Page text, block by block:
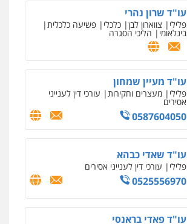
עו"ד שרון נהרי
פלילי צווארון לבן כלכלי פשיעה כלכלית
בינלאומי הליכי הסגרה
עו"ד מעיין שמחון
פלילי מעצרים וחקירות עורכי דין לענייני
אסירים
0587604050
עו"ד שאדי כבהא
פלילי עורכי דין לענייני אסירים
0525556970
עו"ד פאדי בראנסי